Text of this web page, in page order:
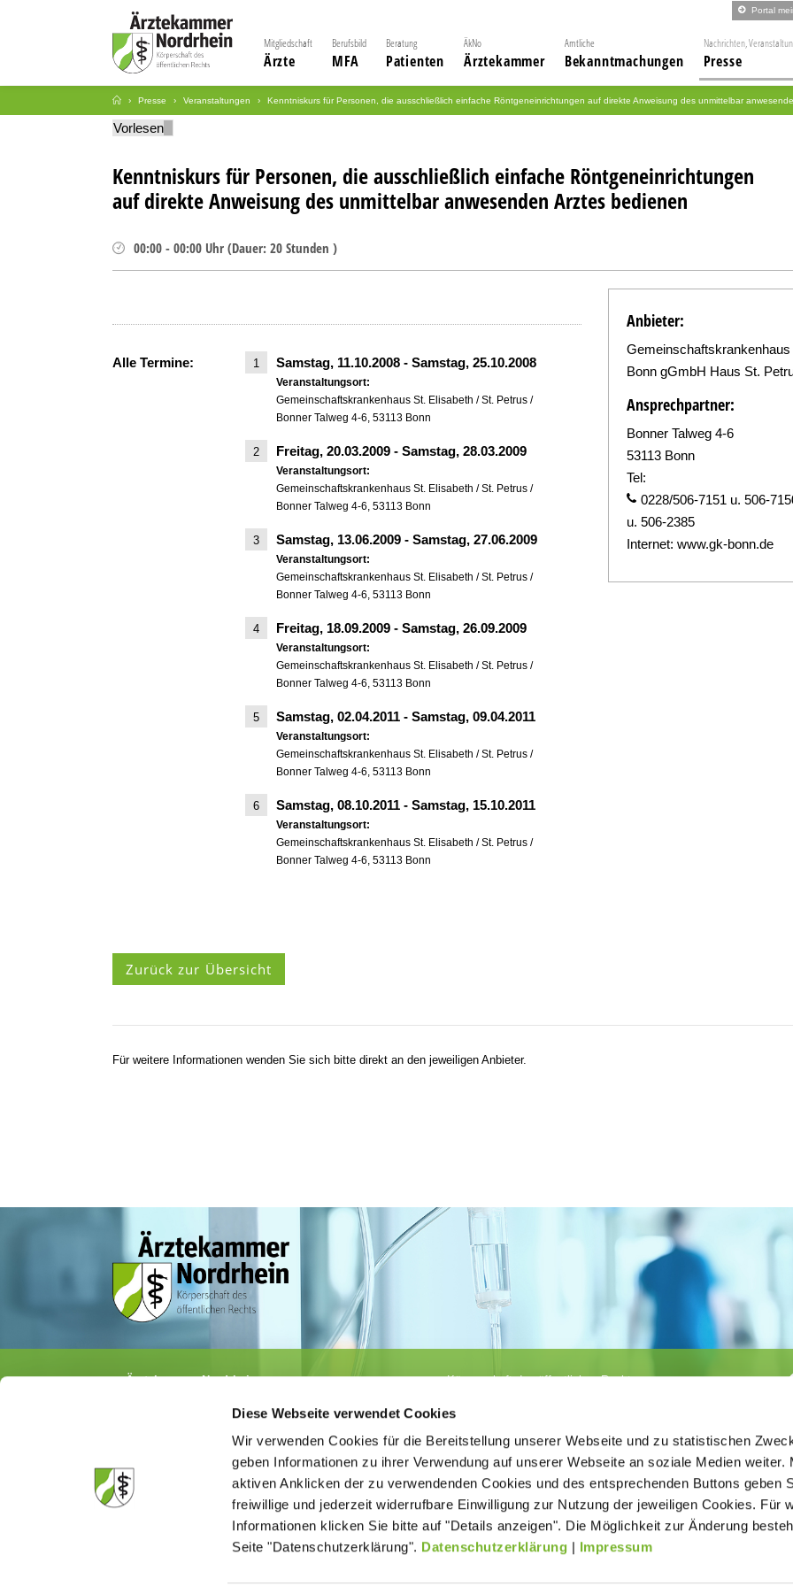
Diese Webseite verwendet Cookies
Wir verwenden Cookies für die Bereitstellung unserer Webseite und zu statistischen
geben Informationen zu ihrer Verwendung auf unserer Webseite an soziale Medien weiter.
aktiven Anklicken der zu verwendenden Cookies und des entsprechenden Buttons geben
freiwillige und jederzeit widerrufbare Einwilligung zur Nutzung der jeweiligen Cookies. Für
Informationen klicken Sie bitte auf "Details anzeigen". Die Möglichkeit zur Änderung
Seite "Datenschutzerklärung". Datenschutzerklärung | Impressum
Portal
Mitgliedschaft
Ärzte
Berufsbild
MFA
Beratung
Patienten
ÄkNo
Ärztekammer
Amtliche
Bekanntmachungen
Nachrichten,
Presse
Presse Veranstaltungen Kenntniskurs für Personen, die ausschließlich einfache Röntgeneinrichtungen auf direkte Anweisung des unmittelbar
Vorlesen
Kenntniskurs für Personen, die ausschließlich einfache Röntgeneinrichtungen
auf direkte Anweisung des unmittelbar anwesenden Arztes bedienen
00:00 - 00:00 Uhr (Dauer: 20 Stunden )
Alle Termine: 1 Samstag, 11.10.2008 - Samstag, 25.10.2008
Veranstaltungsort:
Gemeinschaftskrankenhaus St. Elisabeth / St. Petrus /
Bonner Talweg 4-6, 53113 Bonn
2 Freitag, 20.03.2009 - Samstag, 28.03.2009
Veranstaltungsort:
Gemeinschaftskrankenhaus St. Elisabeth / St. Petrus /
Bonner Talweg 4-6, 53113 Bonn
3 Samstag, 13.06.2009 - Samstag, 27.06.2009
Veranstaltungsort:
Gemeinschaftskrankenhaus St. Elisabeth / St. Petrus /
Bonner Talweg 4-6, 53113 Bonn
4 Freitag, 18.09.2009 - Samstag, 26.09.2009
Veranstaltungsort:
Gemeinschaftskrankenhaus St. Elisabeth / St. Petrus /
Bonner Talweg 4-6, 53113 Bonn
5 Samstag, 02.04.2011 - Samstag, 09.04.2011
Veranstaltungsort:
Gemeinschaftskrankenhaus St. Elisabeth / St. Petrus /
Bonner Talweg 4-6, 53113 Bonn
6 Samstag, 08.10.2011 - Samstag, 15.10.2011
Veranstaltungsort:
Gemeinschaftskrankenhaus St. Elisabeth / St. Petrus /
Bonner Talweg 4-6, 53113 Bonn
Anbieter:
Gemeinschaftskrankenhaus
Bonn gGmbH Haus St.
Ansprechpartner:
Bonner Talweg 4-6
53113 Bonn
Tel:
0228/506-7151 u. 506-
u. 506-2385
Internet: www.gk-bonn.de
Zurück zur Übersicht
Für weitere Informationen wenden Sie sich bitte direkt an den jeweiligen Anbieter.
Ärztekammer Nordrhein
· Fax 0211 / 4302 2009
aerztekammer@aekno.de
Körperschaft des öffentlichen Rechts
Die Medizinsuchmaschine "Medisuch" bestätigt der
Ärztekammer Nordrhein, dass die Homepage ohne
Kontakt